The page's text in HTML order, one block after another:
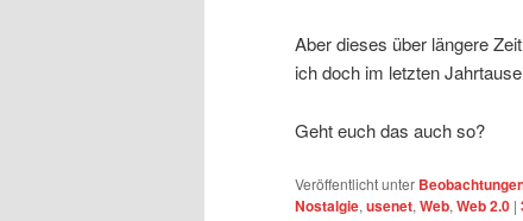
Aber dieses über längere
ich doch im letzten
Geht euch das auch so?
Veröffentlicht unter
Nostalgie, usenet, Web, Web 2.0 |